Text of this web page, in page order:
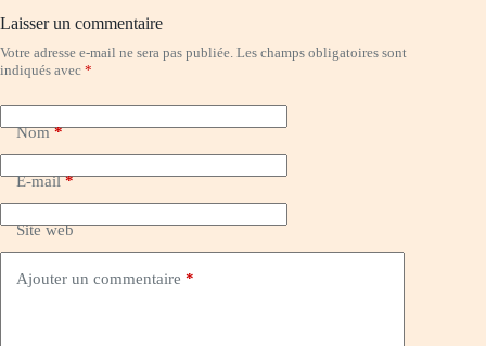
Laisser un commentaire
Votre adresse e-mail ne sera pas publiée. Les champs obligatoires sont
indiqués avec *
Nom*
E-mail*
Site web
Ajouter un commentaire *